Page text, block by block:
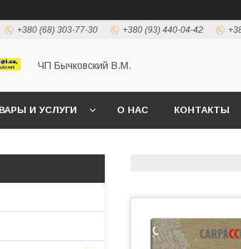
+380 (68) 303-77-30 +380 (93) 440-04-42
ЧП Бычковский В.М.
И УСЛУГИ О НАС КОНТАКТЫ